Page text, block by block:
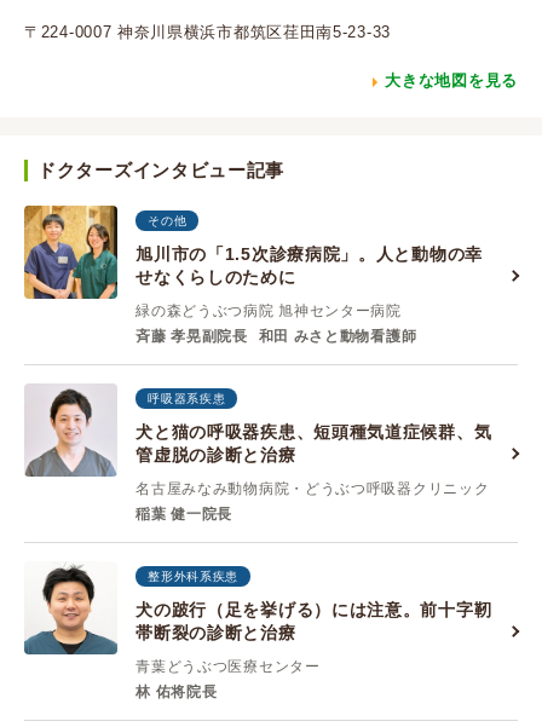
〒224-0007 神奈川県横浜市都筑区荏田南5-23-33
大きな地図を見る
ドクターズインタビュー記事
その他
旭川市の「1.5次診療病院」。人と動物の幸
せなくらしのために
緑の森どうぶつ病院 旭神センター病院
斉藤 孝晃副院長
和田 みさと動物看護師
呼吸器系疾患
犬と猫の呼吸器疾患、短頭種気道症候群、気
管虚脱の診断と治療
名古屋みなみ動物病院・どうぶつ呼吸器クリニック
稲葉 健一院長
整形外科系疾患
犬の跛行（足を挙げる）には注意。前十字靭
帯断裂の診断と治療
青葉どうぶつ医療センター
林 佑将院長